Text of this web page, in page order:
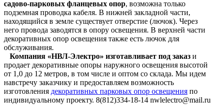
садово-парковых фланцевых опор, возможна только
подземная проводка кабеля. В нижней закладной части,
находящийся в земле существует отверстие (лючок). Через
него провода заводятся в опору освещения. В верхней части
декоративных опор освещения также есть лючок для
обслуживания.
Компания «НВЛ-Электро» изготавливает под заказ и
продает декоративные опоры наружного освещения высотой
от 1,0 до 12 метров, в том числе и оптом со склада. Мы идем
навстречу заказчику и предоставляем возможность
изготовления декоративных парковых опор освещения по
индивидуальному проекту. 8(812)334-18-14 nwlelectro@mail.ru